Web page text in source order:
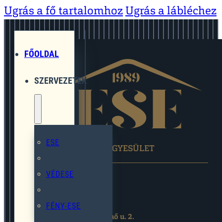
Ugrás a fő tartalomhoz Ugrás a lábléchez
FŐOLDAL
SZERVEZETEK
ESE
VÉDESE
FÉNY-ESE
EGYMÁST SEGÍTŐ EGYESÜLET
2119 Pécel,Pihenő u. 2.